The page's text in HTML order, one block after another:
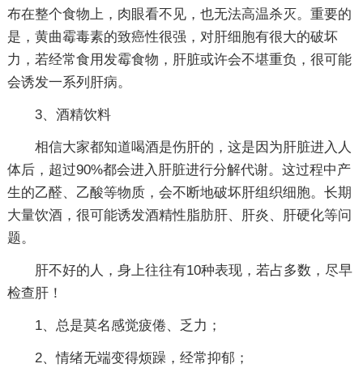
布在整个食物上，肉眼看不见，也无法高温杀灭。重要的
是，黄曲霉毒素的致癌性很强，对肝细胞有很大的破坏
力，若经常食用发霉食物，肝脏或许会不堪重负，很可能
会诱发一系列肝病。
3、酒精饮料
相信大家都知道喝酒是伤肝的，这是因为肝脏进入人
体后，超过90%都会进入肝脏进行分解代谢。这过程中产
生的乙醛、乙酸等物质，会不断地破坏肝组织细胞。长期
大量饮酒，很可能诱发酒精性脂肪肝、肝炎、肝硬化等问
题。
肝不好的人，身上往往有10种表现，若占多数，尽早
检查肝！
1、总是莫名感觉疲倦、乏力；
2、情绪无端变得烦躁，经常抑郁；